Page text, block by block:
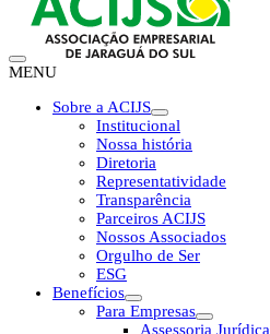
MENU
Sobre a ACIJS
Institucional
Nossa história
Diretoria
Representatividade
Transparência
Parceiros ACIJS
Nossos Associados
Orgulho de Ser
ESG
Benefícios
Para Empresas
Assessoria Jurídica